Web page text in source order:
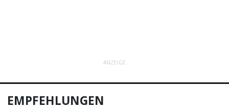
ANZEIGE
EMPFEHLUNGEN